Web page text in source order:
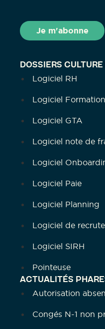
DOSSIERS CULTURE
Logiciel RH
Logiciel Formation
Logiciel GTA
Logiciel note de
Logiciel
Logiciel Paie
Logiciel Planning
Logiciel de
Logiciel SIRH
Pointeuse
ACTUALITÉS
Autorisation
Congés N-1 non